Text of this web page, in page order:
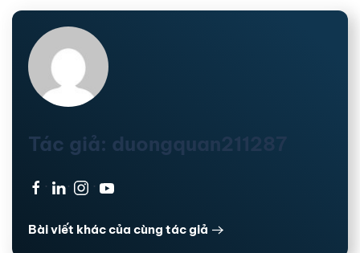
Tác giả: duongquan211287
· · ·
Bài viết khác của cùng tác giả